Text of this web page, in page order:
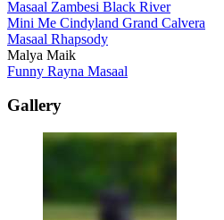
Masaal Zambesi Black River
Mini Me Cindyland Grand Calvera
Masaal Rhapsody
Malya Maik
Funny Rayna Masaal
Gallery